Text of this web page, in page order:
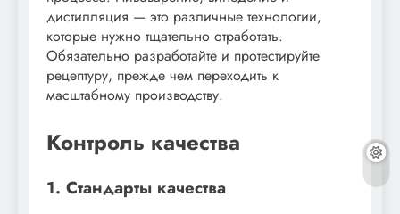
дистилляция — это различные технологии,
которые нужно тщательно отработать.
Обязательно разработайте и протестируйте
рецептуру, прежде чем переходить к
масштабному производству.
Контроль качества
1. Стандарты качества